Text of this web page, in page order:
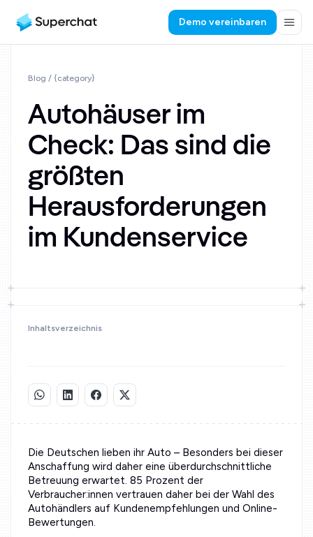
Demo vereinbaren
Blog / {category}
Autohäuser im
Check: Das sind die
größten
Herausforderungen
im Kundenservice
Inhaltsverzeichnis
Die Deutschen lieben ihr Auto – Besonders bei dieser
Anschaffung wird daher eine überdurchschnittliche
Betreuung erwartet. 85 Prozent der
Verbraucher:innen vertrauen daher bei der Wahl des
Autohändlers auf Kundenempfehlungen und Online-
Bewertungen.